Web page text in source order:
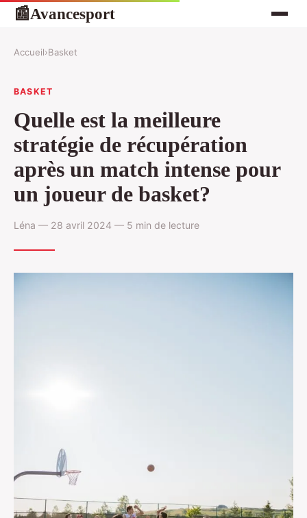
📰Avancesport
Accueil›Basket
BASKET
Quelle est la meilleure
stratégie de récupération
après un match intense pour
un joueur de basket?
Léna — 28 avril 2024 — 5 min de lecture